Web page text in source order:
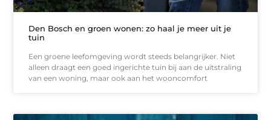
Den Bosch en groen wonen: zo haal je meer uit je
tuin
Een groene leefomgeving wordt steeds belangrijker. Niet
alleen draagt een goed ingerichte tuin bij aan de uitstraling
van een woning, maar ook aan het wooncomfort